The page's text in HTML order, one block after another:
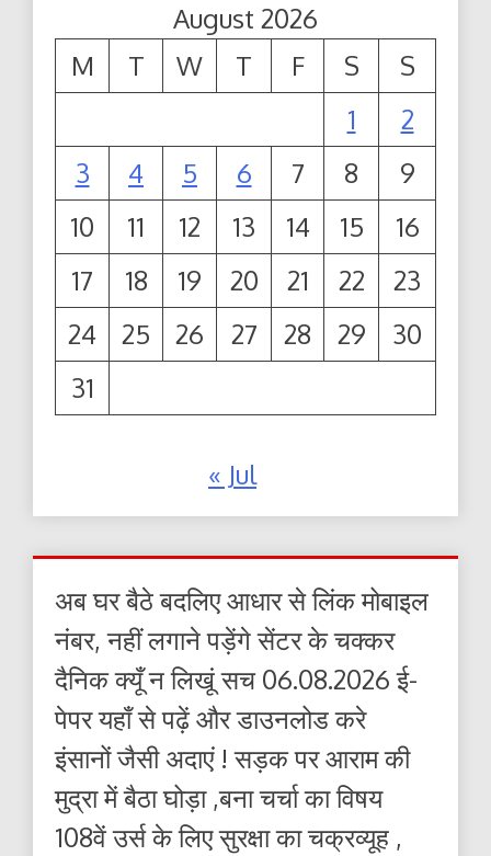
August 2026
M
T W T F S
S
1
2
3
4 5 6 7 8
9
10
11 12 13 14 15
16
17
18 19 20 21 22
23
24
25 26 27 28 29
30
31
« Jul
अब घर बैठे बदलिए आधार से लिंक मोबाइल
नंबर, नहीं लगाने पड़ेंगे सेंटर के चक्कर
दैनिक क्यूँ न लिखूं सच 06.08.2026 ई-
पेपर यहाँ से पढ़ें और डाउनलोड करे
इंसानों जैसी अदाएं ! सड़क पर आराम की
मुद्रा में बैठा घोड़ा ,बना चर्चा का विषय
108वें उर्स के लिए सुरक्षा का चक्रव्यूह ,